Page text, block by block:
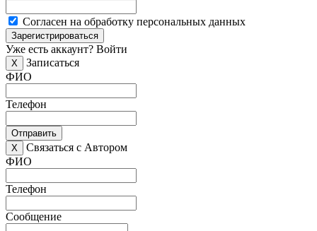
Согласен на обработку персональных данных
Зарегистрироваться
Уже есть аккаунт? Войти
X
Записаться
ФИО
Телефон
Отправить
X
Связаться с Автором
ФИО
Телефон
Сообщение